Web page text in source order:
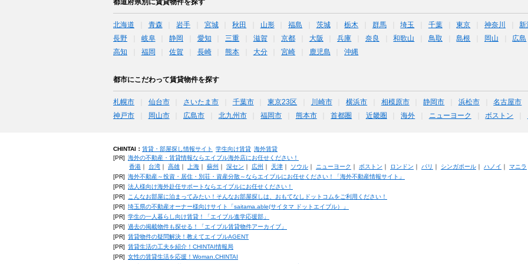
都道府県別に賃貸物件を探す
北海道 青森 岩手 宮城 秋田 山形 福島 茨城 栃木 群馬 埼玉 千葉 東京 神奈川
新
長野
岐阜 静岡 愛知 三重 滋賀 京都 大阪 兵庫 奈良 和歌山 鳥取 島根 岡山
広島
高知
福岡 佐賀 長崎 熊本 大分 宮崎 鹿児島 沖縄
都市にこだわって賃貸物件を探す
札幌市 仙台市 さいたま市 千葉市 東京23区 川崎市 横浜市 相模原市 静岡市 浜松市
名古屋市
神戸市
岡山市 広島市 北九州市 福岡市 熊本市 首都圏 近畿圏 海外 ニューヨーク ボストン
CHINTAI： 賃貸・部屋探し情報サイト 学生向け賃貸 海外賃貸
[PR] 海外の不動産・賃貸情報ならエイブル海外店にお任せください！
香港｜ 台湾｜ 高雄｜ 上海｜ 蘇州 ｜ 深セン ｜ 広州 ｜ 天津｜ ソウル｜ ニューヨーク ｜ ボストン ｜ ロンドン ｜ パリ ｜ シンガポール｜ ハノイ ｜ マニラ
[PR] 海外不動産～投資・居住・別荘・資産分散～ならエイブルにお任せください！「海外不動産情報サイト」
[PR] 法人様向け海外赴任サポートならエイブルにお任せください！
[PR]
こんなお部屋に泊まってみたい！そんなお部屋探しは、おもてなしドットコムをご利用ください！
[PR] 埼玉県の不動産オーナー様向けサイト「saitama.able(サイタマ ドットエイブル）」
[PR] 学生の一人暮らし向け賃貸！「エイブル進学応援部」
[PR] 過去の掲載物件も探せる！「エイブル賃貸物件アーカイブ」
[PR] 賃貸物件の疑問解決！教えてエイブルAGENT
[PR] 賃貸生活の工夫を紹介！CHINTAI情報局
[PR] 女性の賃貸生活を応援！Woman.CHINTAI